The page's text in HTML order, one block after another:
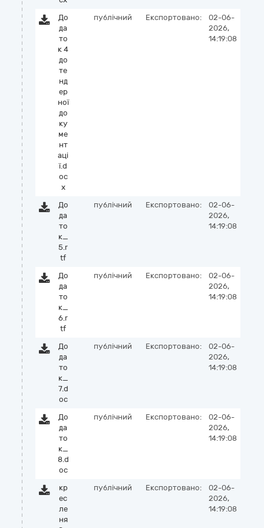
До
да
то
к 4
до
те
нд
ер
ної
до
ку
ме
нт
аці
ї.d
oc
x
публічний Експортовано:
02-06-
2026,
14:19:08
До
да
то
к_
5.r
tf
публічний Експортовано:
02-06-
2026,
14:19:08
До
да
то
к_
6.r
tf
публічний Експортовано:
02-06-
2026,
14:19:08
До
да
то
к_
7.d
oc
публічний Експортовано:
02-06-
2026,
14:19:08
До
да
то
к_
8.d
oc
публічний Експортовано:
02-06-
2026,
14:19:08
кр
ес
ле
ня
публічний Експортовано:
02-06-
2026,
14:19:08